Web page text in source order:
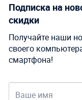
Подписка на
скидки
Получайте наши
своего
смартфона!